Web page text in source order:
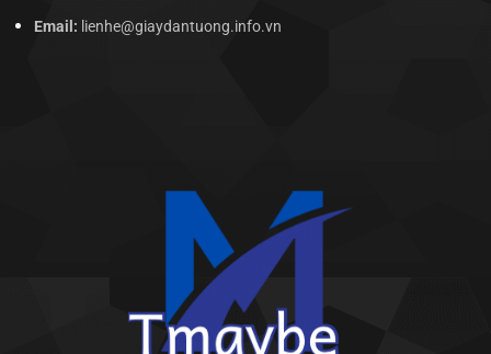
Email: lienhe@giaydantuong.info.vn